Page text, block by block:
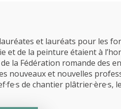
et lauréats pour les
et de la peinture étaient à
de la Fédération romande des
nouveaux et nouvelles
de chantier plâtrier·ère·s,